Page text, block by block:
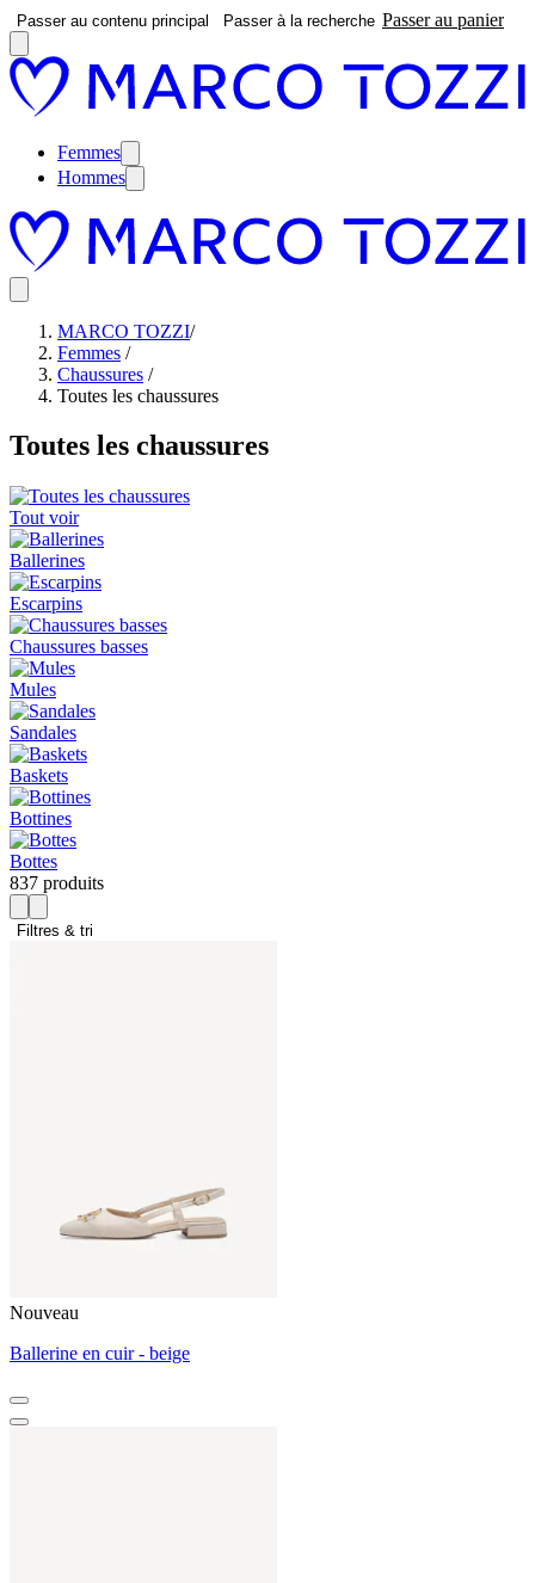
Passer au contenu principal Passer à la recherche Passer au panier
Femmes
Hommes
MARCO TOZZI/
Femmes /
Chaussures /
Toutes les chaussures
Toutes les chaussures
Tout voir
Ballerines
Escarpins
Chaussures basses
Mules
Sandales
Baskets
Bottines
Bottes
837 produits
Nouveau
Ballerine en cuir - beige